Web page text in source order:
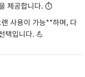
제공합니다. ⏱️
사용이 가능**하며, 다
택입니다. 💪